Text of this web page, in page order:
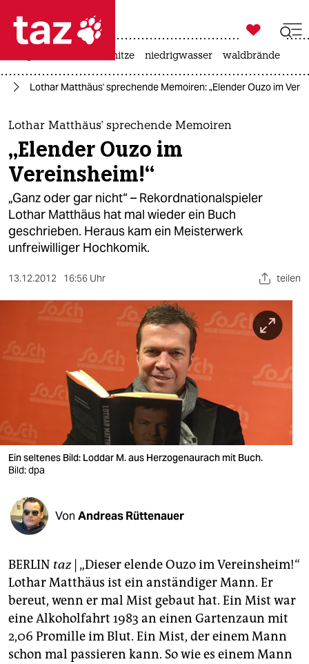
 taz zahl ich
taz zahl ich
themen
politik
öko
gesellschaft
kultur
sport
berlin
nord
verlag
verlag
veranstaltungen
fragen & hilfe
unterstützen
abo
genossenschaft
epaper login

taz zahl ich
hitze niedrigwasser waldbrände
Lothar Matthäus' sprechende Memoiren: „Elender Ouzo im
Lothar Matthäus' sprechende Memoiren
„Elender Ouzo im
Vereinsheim!“
„Ganz oder gar nicht“ – Rekordnationalspieler
Lothar Matthäus hat mal wieder ein Buch
geschrieben. Heraus kam ein Meisterwerk
unfreiwilliger Hochkomik.
13.12.2012 16:56 Uhr teilen
Ein seltenes Bild: Loddar M. aus Herzogenaurach mit Buch.
Bild: dpa
Von Andreas Rüttenauer
BERLIN taz| „Dieser elende Ouzo im Vereinsheim!“
Lothar Matthäus ist ein anständiger Mann. Er
bereut, wenn er mal Mist gebaut hat. Ein Mist war
eine Alkoholfahrt 1983 an einen Gartenzaun mit
2,06 Promille im Blut. Ein Mist, der einem Mann
schon mal passieren kann. So wie es einem Mann